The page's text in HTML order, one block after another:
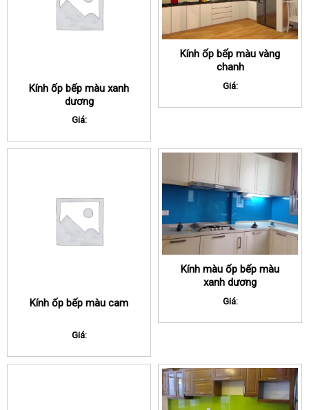
Kính ốp bếp màu xanh
dương
Giá:
Kính ốp bếp màu vàng
chanh
Giá:
Kính ốp bếp màu cam
Giá:
Kính màu ốp bếp màu
xanh dương
Giá: